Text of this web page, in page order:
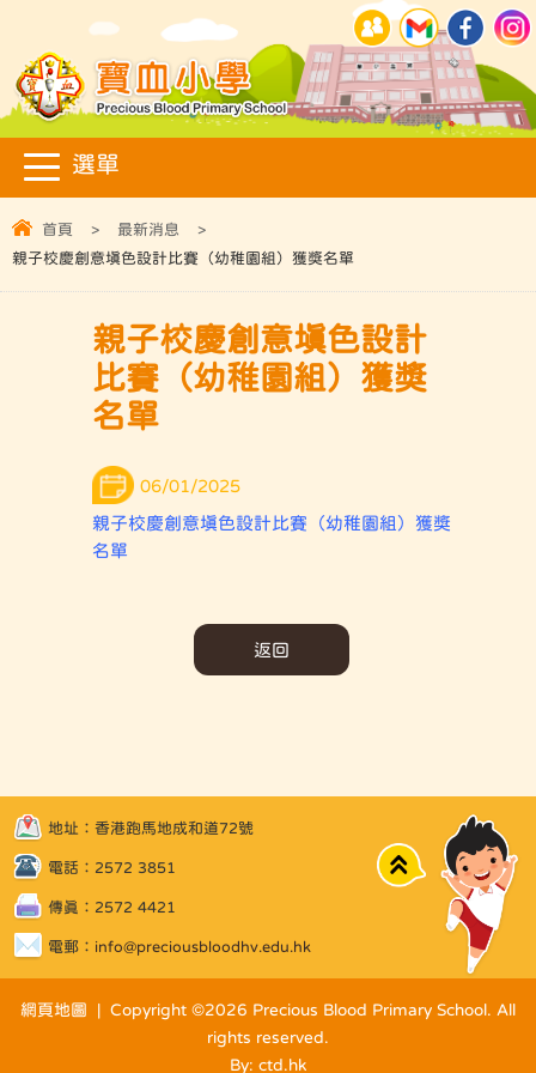
首頁 > 最新消息
>
親子校慶創意填色設計比賽（幼稚園組）獲獎名單
親子校慶創意填色設計
比賽（幼稚園組）獲獎
名單
06/01/2025
親子校慶創意填色設計比賽（幼稚園組）獲獎
名單
返回
地址：香港跑馬地成和道72號
電話：2572 3851
傳真：2572 4421
電郵： info@preciousbloodhv.edu.hk
Top
網頁地圖 | Copyright ©2026 Precious Blood Primary School. All
rights reserved.
By: ctd.hk